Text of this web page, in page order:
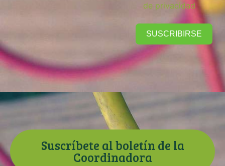
de privacidad
SUSCRIBIRSE
Suscríbete al boletín de la
Coordinadora